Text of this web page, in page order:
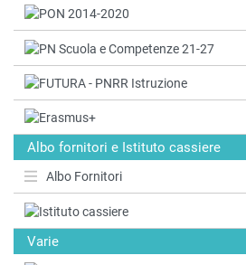
Albo fornitori e Istituto cassiere
Albo Fornitori
Varie